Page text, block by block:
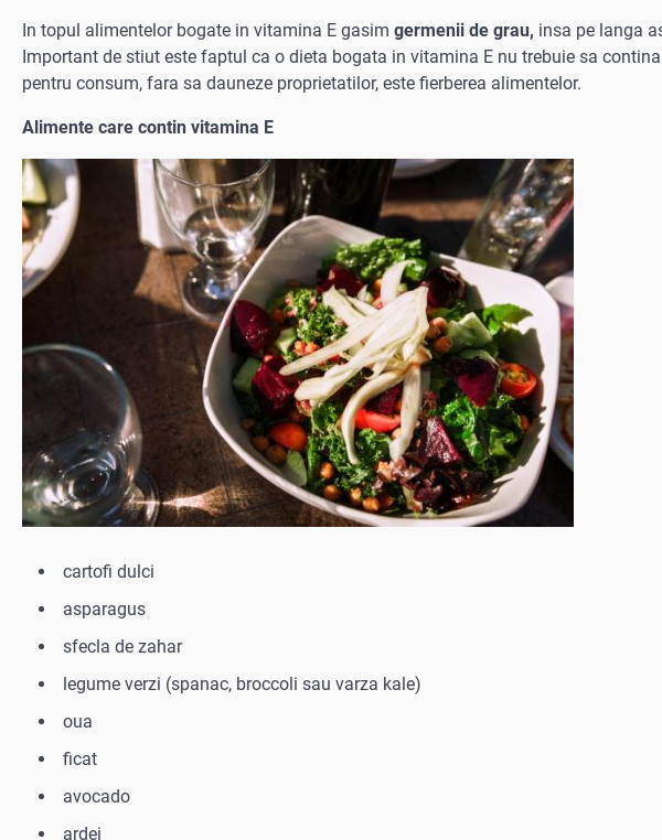
In topul alimentelor bogate in vitamina E gasim germenii de grau, insa pe langa
Important de stiut este faptul ca o dieta bogata in vitamina E nu trebuie sa
pentru consum, fara sa dauneze proprietatilor, este fierberea alimentelor.
Alimente care contin vitamina E
cartofi dulci
asparagus
sfecla de zahar
legume verzi (spanac, broccoli sau varza kale)
oua
ficat
avocado
ardei